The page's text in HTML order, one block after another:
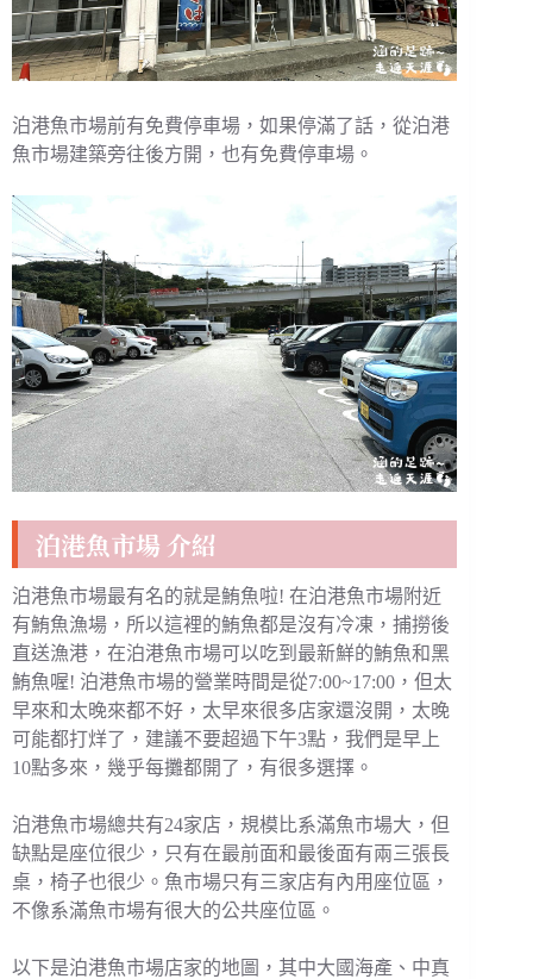
泊港魚市場前有免費停車場，如果停滿了話，從泊港
魚市場建築旁往後方開，也有免費停車場。
泊港魚市場 介紹
泊港魚市場最有名的就是鮪魚啦! 在泊港魚市場附近
有鮪魚漁場，所以這裡的鮪魚都是沒有冷凍，捕撈後
直送漁港，在泊港魚市場可以吃到最新鮮的鮪魚和黑
鮪魚喔! 泊港魚市場的營業時間是從7:00~17:00，但太
早來和太晚來都不好，太早來很多店家還沒開，太晚
可能都打烊了，建議不要超過下午3點，我們是早上
10點多來，幾乎每攤都開了，有很多選擇。
泊港魚市場總共有24家店，規模比系滿魚市場大，但
缺點是座位很少，只有在最前面和最後面有兩三張長
桌，椅子也很少。魚市場只有三家店有內用座位區，
不像系滿魚市場有很大的公共座位區。
以下是泊港魚市場店家的地圖，其中大國海產、中真